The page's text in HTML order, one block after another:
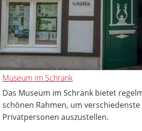
Museum im Schrank
Das Museum im Schrank bietet
schönen Rahmen, um
Privatpersonen auszustellen.